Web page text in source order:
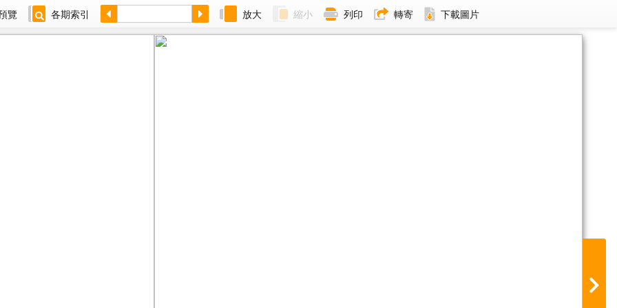
覽 各期索引 放大 縮小 列印 轉寄 下載圖片